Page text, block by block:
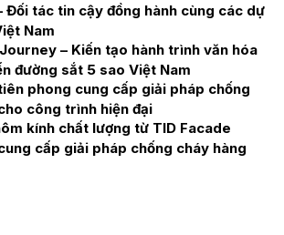
Đối tác tin cậy đồng hành cùng các dự
Nam
– Kiến tạo hành trình văn hóa
đường sắt 5 sao Việt Nam
phong cung cấp giải pháp chống
công trình hiện đại
kính chất lượng từ TID Facade
cấp giải pháp chống cháy hàng